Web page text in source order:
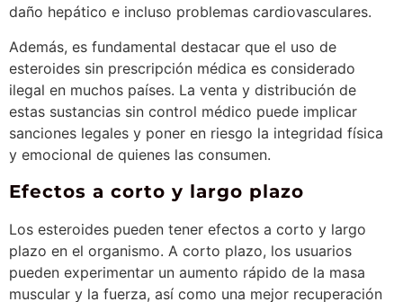
daño hepático e incluso problemas cardiovasculares.
Además, es fundamental destacar que el uso de
esteroides sin prescripción médica es considerado
ilegal en muchos países. La venta y distribución de
estas sustancias sin control médico puede implicar
sanciones legales y poner en riesgo la integridad física
y emocional de quienes las consumen.
Efectos a corto y largo plazo
Los esteroides pueden tener efectos a corto y largo
plazo en el organismo. A corto plazo, los usuarios
pueden experimentar un aumento rápido de la masa
muscular y la fuerza, así como una mejor recuperación